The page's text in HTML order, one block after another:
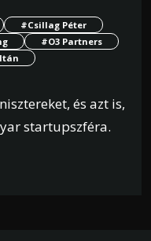
#Csillag Péter
#O3 Partners
és azt is,
startupszféra.